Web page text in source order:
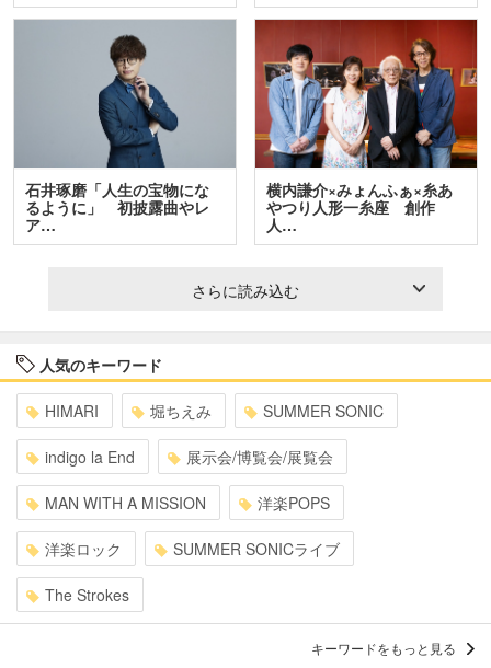
石井琢磨「人生の宝物にな
るように」 初披露曲やレ
ア…
横内謙介×みょんふぁ×糸あ
やつり人形一糸座 創作
人…
さらに読み込む
人気のキーワード
HIMARI 堀ちえみ SUMMER SONIC
indigo la End 展示会/博覧会/展覧会
MAN WITH A MISSION 洋楽POPS
洋楽ロック SUMMER SONICライブ
The Strokes
キーワードをもっと見る